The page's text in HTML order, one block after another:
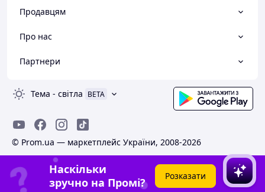
Продавцям
Про нас
Партнери
Тема - світла BETA
© Prom.ua — маркетплейс України, 2008-2026
Наскільки
зручно на Промі?
Розказати